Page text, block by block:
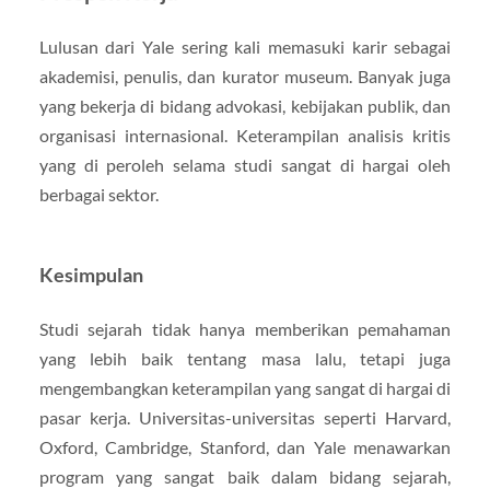
Lulusan dari Yale sering kali memasuki karir sebagai
akademisi, penulis, dan kurator museum. Banyak juga
yang bekerja di bidang advokasi, kebijakan publik, dan
organisasi internasional. Keterampilan analisis kritis
yang di peroleh selama studi sangat di hargai oleh
berbagai sektor.
Kesimpulan
Studi sejarah tidak hanya memberikan pemahaman
yang lebih baik tentang masa lalu, tetapi juga
mengembangkan keterampilan yang sangat di hargai di
pasar kerja. Universitas-universitas seperti Harvard,
Oxford, Cambridge, Stanford, dan Yale menawarkan
program yang sangat baik dalam bidang sejarah,